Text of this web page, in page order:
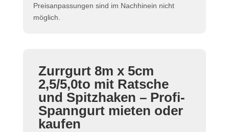
Preisanpassungen sind im Nachhinein nicht
möglich.
Zurrgurt 8m x 5cm
2,5/5,0to mit Ratsche
und Spitzhaken – Profi-
Spanngurt mieten oder
kaufen